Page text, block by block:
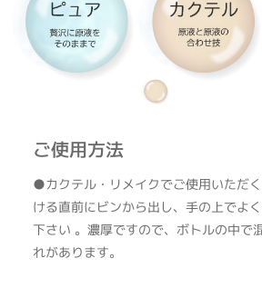
特長
①原料の胎盤と、抽出したエキスを凍結させるこ
と安定性がアップ
②抽出に酵素を使用することで、さまざまな 微量
取り出す ことができる
よって受けるダメージを緩和します！
ご使用方法
●カクテル・リメイクでご使用いただ
ける直前にビンから出し、手の上でよ
下さい 。濃厚ですので、ボトルの中で
れがあります。